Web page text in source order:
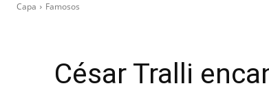
Capa Famosos
César Tralli